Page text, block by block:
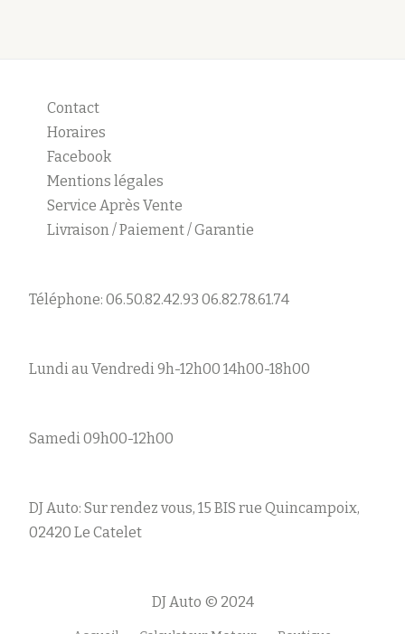
Contact
Horaires
Facebook
Mentions légales
Service Après Vente
Livraison / Paiement / Garantie
Téléphone: 06.50.82.42.93 06.82.78.61.74
Lundi au Vendredi 9h-12h00 14h00-18h00
Samedi 09h00-12h00
DJ Auto: Sur rendez vous, 15 BIS rue Quincampoix,
02420 Le Catelet
DJ Auto © 2024